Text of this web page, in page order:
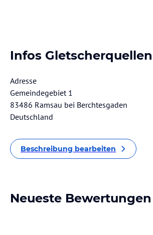
Infos
Adresse
Gemeindegebiet 1
83486 Ramsau bei Berchtesgaden
Deutschland
Beschreibung bearbeiten
Neueste Bewertungen